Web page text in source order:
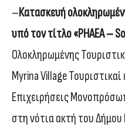
–Κατασκευή
υπό τον τίτλο «PHAEA –
Ολοκληρωμένης
Myrina Village Τουριστικαί
Επιχειρήσεις
στη νότια ακτή του